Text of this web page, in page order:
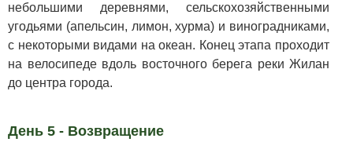
небольшими деревнями, сельскохозяйственными
угодьями (апельсин, лимон, хурма) и виноградниками,
с некоторыми видами на океан. Конец этапа проходит
на велосипеде вдоль восточного берега реки Жилан
до центра города.
День 5 - Возвращение